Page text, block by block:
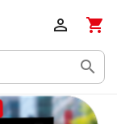

shopping_cart
